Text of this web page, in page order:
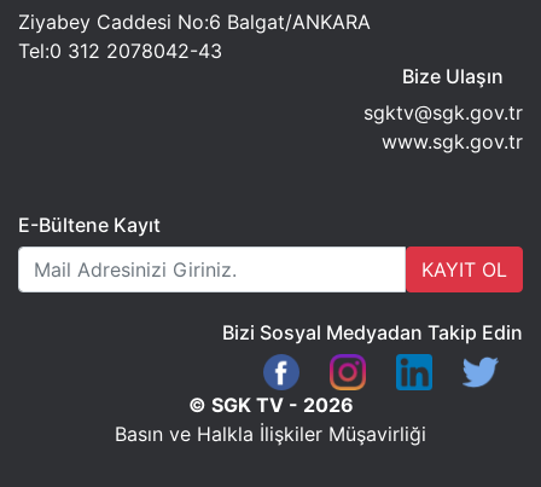
Ziyabey Caddesi No:6 Balgat/ANKARA
Tel:0 312 2078042-43
Bize Ulaşın
sgktv@sgk.gov.tr
www.sgk.gov.tr
E-Bültene Kayıt
KAYIT OL
Bizi Sosyal Medyadan Takip Edin
© SGK TV - 2026
Basın ve Halkla İlişkiler Müşavirliği